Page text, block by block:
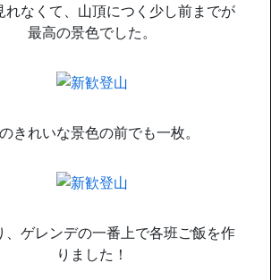
れなくて、山頂につく少し前までが
最高の景色でした。
きれいな景色の前でも一枚。
、ゲレンデの一番上で各班ご飯を作
りました！